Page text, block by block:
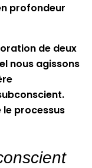
profondeur
de deux
nous agissons
processus